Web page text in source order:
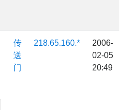
传
送
门
218.65.160.*
2006-
02-05
20:49